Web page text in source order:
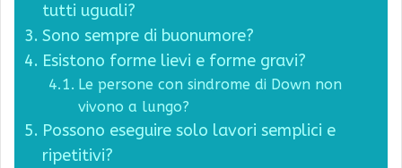
tutti uguali?
Sono sempre di buonumore?
Esistono forme lievi e forme gravi?
Le persone con sindrome di Down non
vivono a lungo?
Possono eseguire solo lavori semplici e
ripetitivi?